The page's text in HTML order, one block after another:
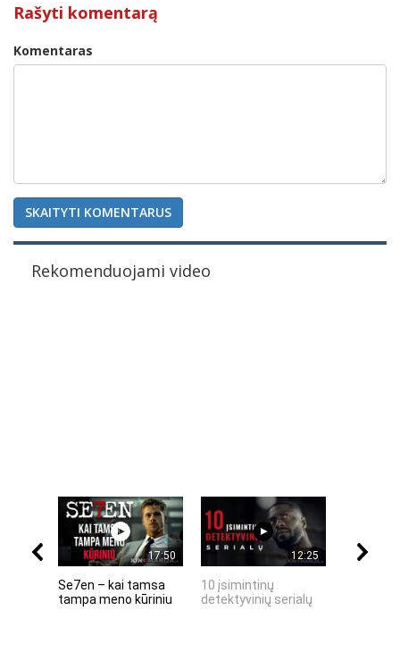
Rašyti komentarą
Komentaras
SKAITYTI KOMENTARUS
Rekomenduojami video
17:50
Se7en – kai tamsa
tampa meno kūriniu
12:25
10 įsimintinų
detektyvinių serialų